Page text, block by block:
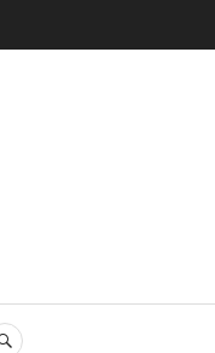
BUSCAR